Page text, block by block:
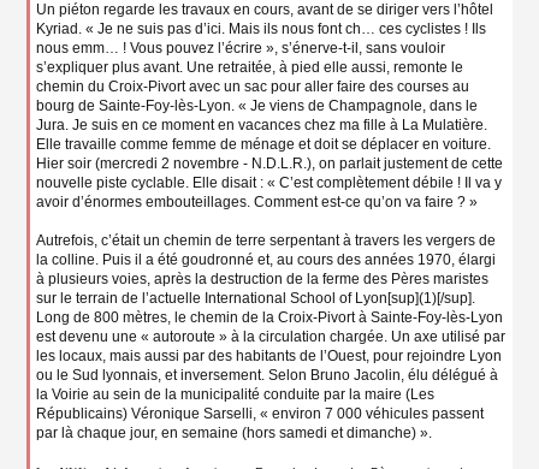
Un piéton regarde les travaux en cours, avant de se diriger vers l’hôtel
Kyriad. « Je ne suis pas d’ici. Mais ils nous font ch… ces cyclistes ! Ils
nous emm… ! Vous pouvez l’écrire », s’énerve-t-il, sans vouloir
s’expliquer plus avant. Une retraitée, à pied elle aussi, remonte le
chemin du Croix-Pivort avec un sac pour aller faire des courses au
bourg de Sainte-Foy-lès-Lyon. « Je viens de Champagnole, dans le
Jura. Je suis en ce moment en vacances chez ma fille à La Mulatière.
Elle travaille comme femme de ménage et doit se déplacer en voiture.
Hier soir (mercredi 2 novembre - N.D.L.R.), on parlait justement de cette
nouvelle piste cyclable. Elle disait : « C’est complètement débile ! Il va y
avoir d’énormes embouteillages. Comment est-ce qu’on va faire ? »
Autrefois, c’était un chemin de terre serpentant à travers les vergers de
la colline. Puis il a été goudronné et, au cours des années 1970, élargi
à plusieurs voies, après la destruction de la ferme des Pères maristes
sur le terrain de l’actuelle International School of Lyon[sup](1)[/sup].
Long de 800 mètres, le chemin de la Croix-Pivort à Sainte-Foy-lès-Lyon
est devenu une « autoroute » à la circulation chargée. Un axe utilisé par
les locaux, mais aussi par des habitants de l’Ouest, pour rejoindre Lyon
ou le Sud lyonnais, et inversement. Selon Bruno Jacolin, élu délégué à
la Voirie au sein de la municipalité conduite par la maire (Les
Républicains) Véronique Sarselli, « environ 7 000 véhicules passent
par là chaque jour, en semaine (hors samedi et dimanche) ».